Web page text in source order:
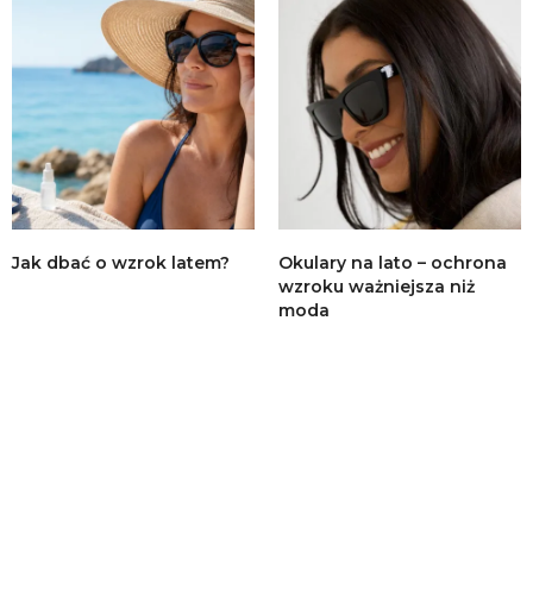
Jak dbać o wzrok latem?
Okulary na lato – ochrona
wzroku ważniejsza niż
moda